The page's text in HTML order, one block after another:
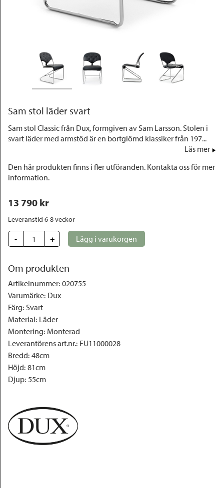
Sam stol läder svart
Sam stol Classic från Dux, formgiven av Sam Larsson. Stolen i
svart läder med armstöd är en bortglömd klassiker från 197...
Läs mer
Den här produkten finns i fler utföranden. Kontakta oss för mer
information.
13 790 kr
Leveranstid 6-8 veckor
- + Lägg i varukorgen
Om produkten
Artikelnummer: 020755
Varumärke: Dux
Färg: Svart
Material: Läder
Montering: Monterad
Leverantörens art.nr.: FU11000028
Bredd: 48cm
Höjd: 81cm
Djup: 55cm